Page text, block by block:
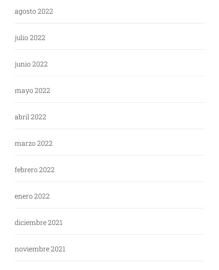
agosto 2022
julio 2022
junio 2022
mayo 2022
abril 2022
marzo 2022
febrero 2022
enero 2022
diciembre 2021
noviembre 2021